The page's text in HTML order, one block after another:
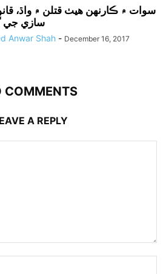
سوات ۾ ڪارنهن هيٺ قتلن ۾ واڌ،
سازي جي
Anwar Shah - December 16, 2017
COMMENTS
A REPLY